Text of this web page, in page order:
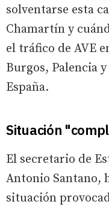
solventarse esta
Chamartín y
el tráfico de AVE
Burgos, Palencia
España.
Situación
El secretario de
Antonio Santano,
situación